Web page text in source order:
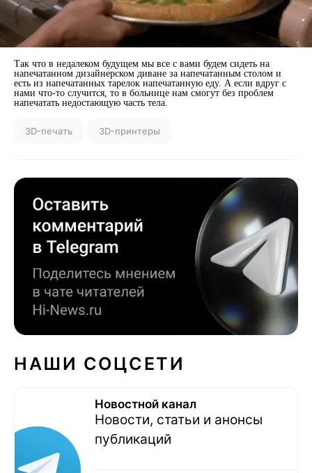
Так что в недалеком будущем мы все с вами будем сидеть на
напечатанном дизайнерском диване за напечатанным столом и
есть из напечатанных тарелок напечатанную еду. А если вдруг с
нами что-то случится, то в больнице нам смогут без проблем
напечатать недостающую часть тела.
3D-печать 3D-принтеры
НАШИ СОЦСЕТИ
Новостной канал
Новости, статьи и анонсы
публикаций